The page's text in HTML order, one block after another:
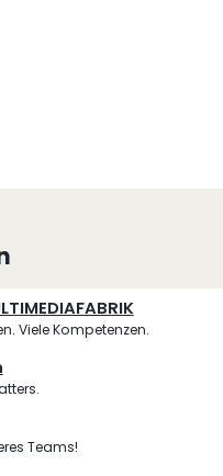
Viele Kompetenzen.
Teams!